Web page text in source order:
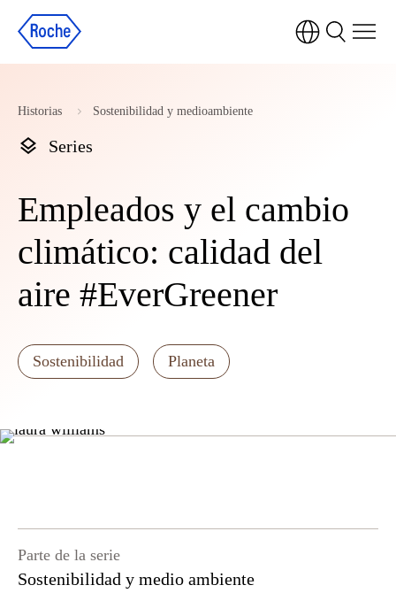
Historias Sostenibilidad y medioambiente
Series
Empleados y el cambio
climático: calidad del
aire #EverGreener
Sostenibilidad Planeta
Parte de la serie
Sostenibilidad y medio ambiente